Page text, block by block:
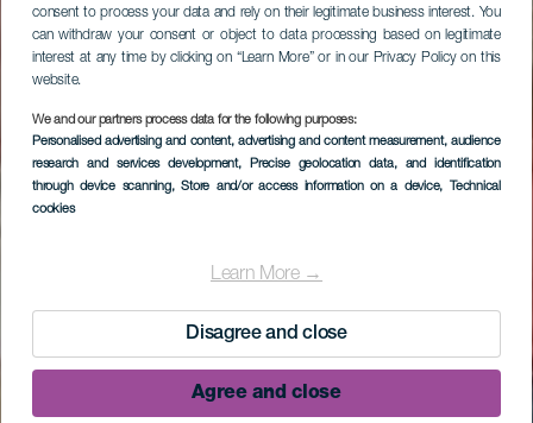
consent to process your data and rely on their legitimate business interest. You
can withdraw your consent or object to data processing based on legitimate
interest at any time by clicking on “Learn More” or in our Privacy Policy on this
website.
We and our partners process data for the following purposes:
Personalised advertising and content, advertising and content measurement, audience
research and services development, Precise geolocation data, and identification
through device scanning, Store and/or access information on a device, Technical
cookies
Learn More →
Disagree and close
Agree and close